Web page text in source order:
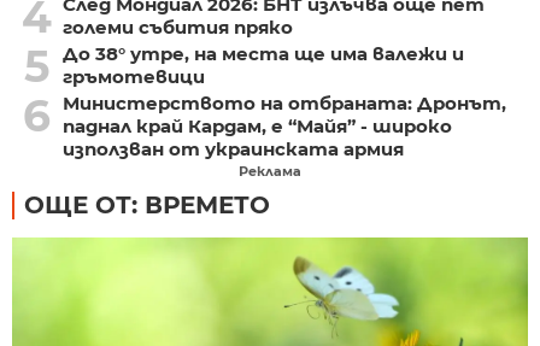
4 големи събития пряко
5 До 38° утре, на места ще има валежи и
гръмотевици
6
Министерството на отбраната: Дронът,
паднал край Кардам, е “Майя” - широко
използван от украинската армия
Реклама
ОЩЕ ОТ: ВРЕМЕТО